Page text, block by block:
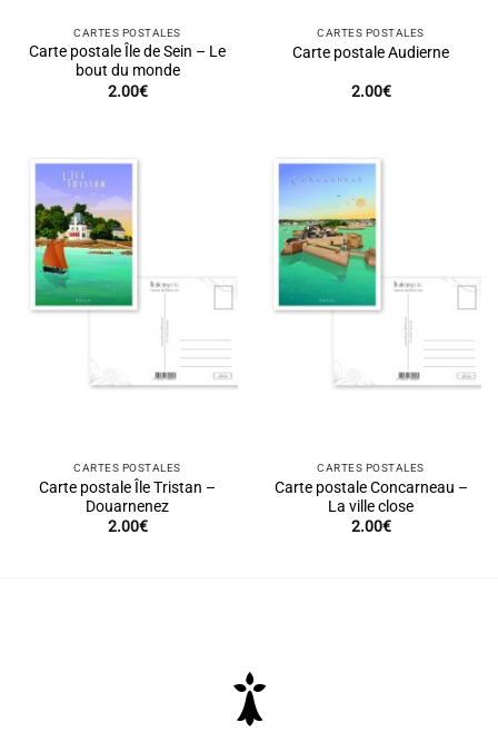
CARTES POSTALES
Carte postale Île de Sein – Le
bout du monde
2.00€
CARTES POSTALES
Carte postale Audierne
2.00€
CARTES POSTALES
Carte postale Île Tristan –
Douarnenez
2.00€
CARTES POSTALES
Carte postale Concarneau –
La ville close
2.00€